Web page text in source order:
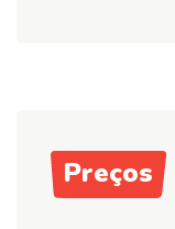
Preços